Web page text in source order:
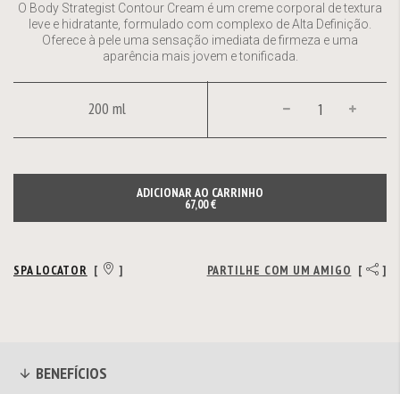
O Body Strategist Contour Cream é um creme corporal de textura
leve e hidratante, formulado com complexo de Alta Definição.
Oferece à pele uma sensação imediata de firmeza e uma
aparência mais jovem e tonificada.
ADICIONAR AO CARRINHO
67,00 €
200 ml
SPA LOCATOR [ ] PARTILHE COM UM AMIGO [ ]
BENEFÍCIOS